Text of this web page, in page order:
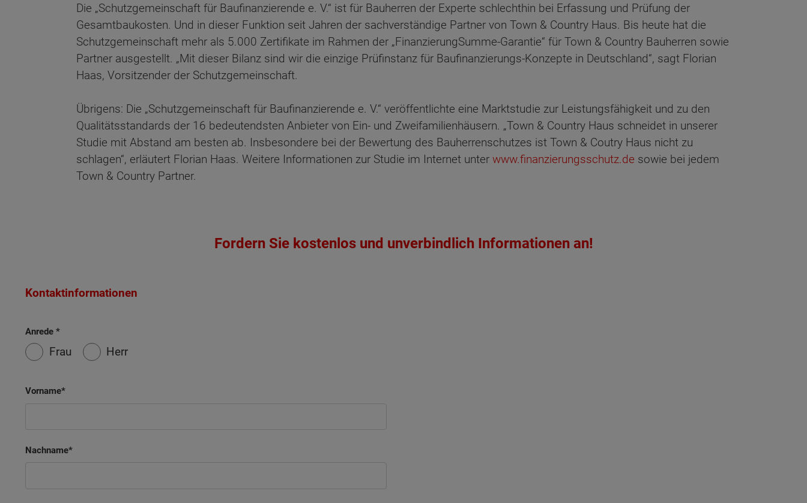
Die „Schutzgemeinschaft für Baufinanzierende e. V.“ ist für Bauherren der Experte schlechthin bei Erfassung und Prüfung der
Gesamtbaukosten. Und in dieser Funktion seit Jahren der sachverständige Partner von Town & Country Haus. Bis heute hat die
Schutzgemeinschaft mehr als 5.000 Zertifikate im Rahmen der „FinanzierungSumme-Garantie“ für Town & Country Bauherren sowie
Partner ausgestellt. „Mit dieser Bilanz sind wir die einzige Prüfinstanz für Baufinanzierungs-Konzepte in Deutschland“, sagt Florian
Haas, Vorsitzender der Schutzgemeinschaft.
Übrigens: Die „Schutzgemeinschaft für Baufinanzierende e. V.“ veröffentlichte eine Marktstudie zur Leistungsfähigkeit und zu den
Qualitätsstandards der 16 bedeutendsten Anbieter von Ein- und Zweifamilienhäusern. „Town & Country Haus schneidet in unserer
Studie mit Abstand am besten ab. Insbesondere bei der Bewertung des Bauherrenschutzes ist Town & Coutry Haus nicht zu
schlagen“, erläutert Florian Haas. Weitere Informationen zur Studie im Internet unter www.finanzierungsschutz.de sowie bei jedem
Town & Country Partner.
Fordern Sie kostenlos und unverbindlich Informationen an!
Kontaktinformationen
Anrede
Frau Herr
Vorname
Nachname